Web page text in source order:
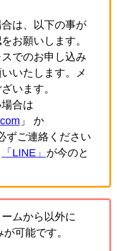
は、以下の事が
お願いします。
でのお申し込み
いたします。メ
います。
合は
」 か
ずご連絡ください
「LINE」 が今のと
ムから以外に
可能です。